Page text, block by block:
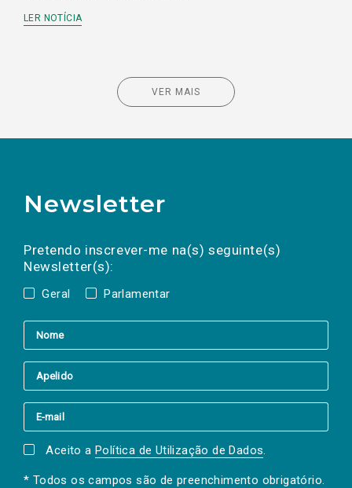
LER NOTÍCIA
VER MAIS
Newsletter
Pretendo inscrever-me na(s) seguinte(s)
Newsletter(s):
Geral Parlamentar
a(s) newsletter(s).
mail
Aceito a Política de Utilização de Dados.
* Todos os campos são de preenchimento obrigatório.